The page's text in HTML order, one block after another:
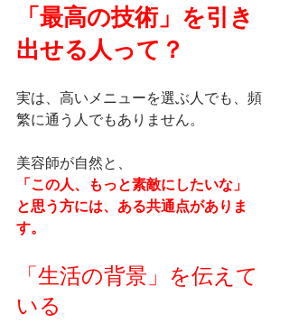
「最高の技術」を引き
出せる人って？
実は、高いメニューを選ぶ人でも、頻
繁に通う人でもありません。
美容師が自然と、
「この人、もっと素敵にしたいな」
と思う方には、ある共通点がありま
す。
「生活の背景」を伝えて
いる